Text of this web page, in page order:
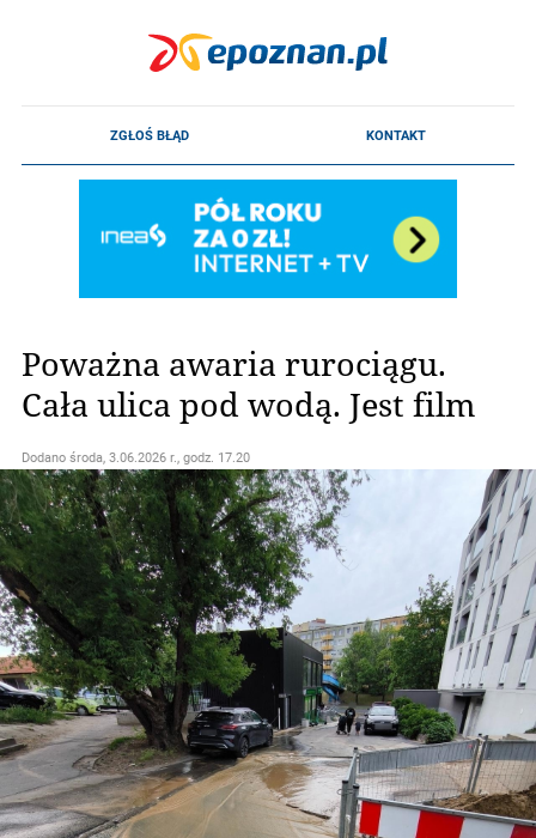
Poważna awaria rurociągu.
Cała ulica pod wodą. Jest film
Dodano środa, 3.06.2026 r., godz. 17.20